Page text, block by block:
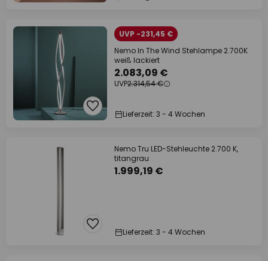
UVP -231,45 €
Nemo In The Wind Stehlampe 2.700K
weiß lackiert
2.083,09 €
UVP2.314,54 €
Lieferzeit: 3 - 4 Wochen
Nemo Tru LED-Stehleuchte 2.700 K,
titangrau
1.999,19 €
Lieferzeit: 3 - 4 Wochen